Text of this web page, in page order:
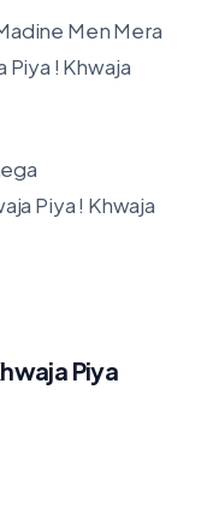
Men Mera
Piya ! Khwaja
Piya ! Khwaja
Piya